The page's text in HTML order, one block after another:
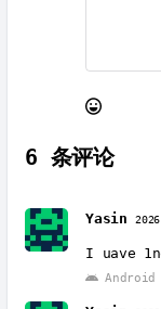
6 条评论
Yasin
I uave
Android